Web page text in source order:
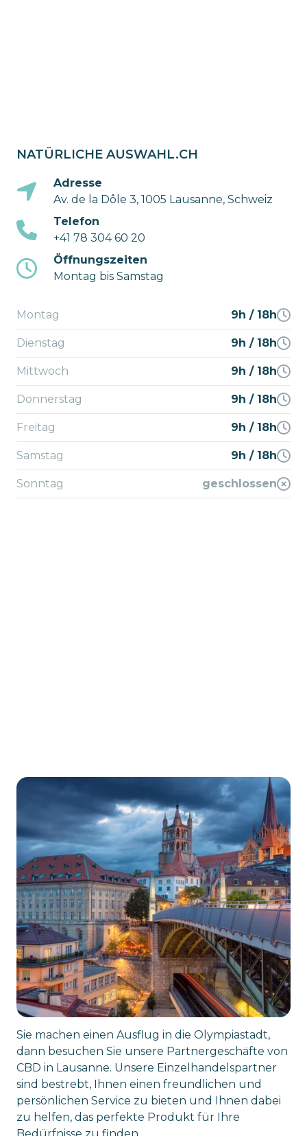
NATÜRLICHE AUSWAHL.CH
Adresse
Av. de la Dôle 3, 1005 Lausanne, Schweiz
Telefon
+41 78 304 60 20
Öffnungszeiten
Montag bis Samstag
Montag 9h / 18h
Dienstag 9h / 18h
Mittwoch 9h / 18h
Donnerstag 9h / 18h
Freitag 9h / 18h
Samstag 9h / 18h
Sonntag geschlossen
Sie machen einen Ausflug in die Olympiastadt,
dann besuchen Sie unsere Partnergeschäfte von
CBD in Lausanne. Unsere Einzelhandelspartner
sind bestrebt, Ihnen einen freundlichen und
persönlichen Service zu bieten und Ihnen dabei
zu helfen, das perfekte Produkt für Ihre